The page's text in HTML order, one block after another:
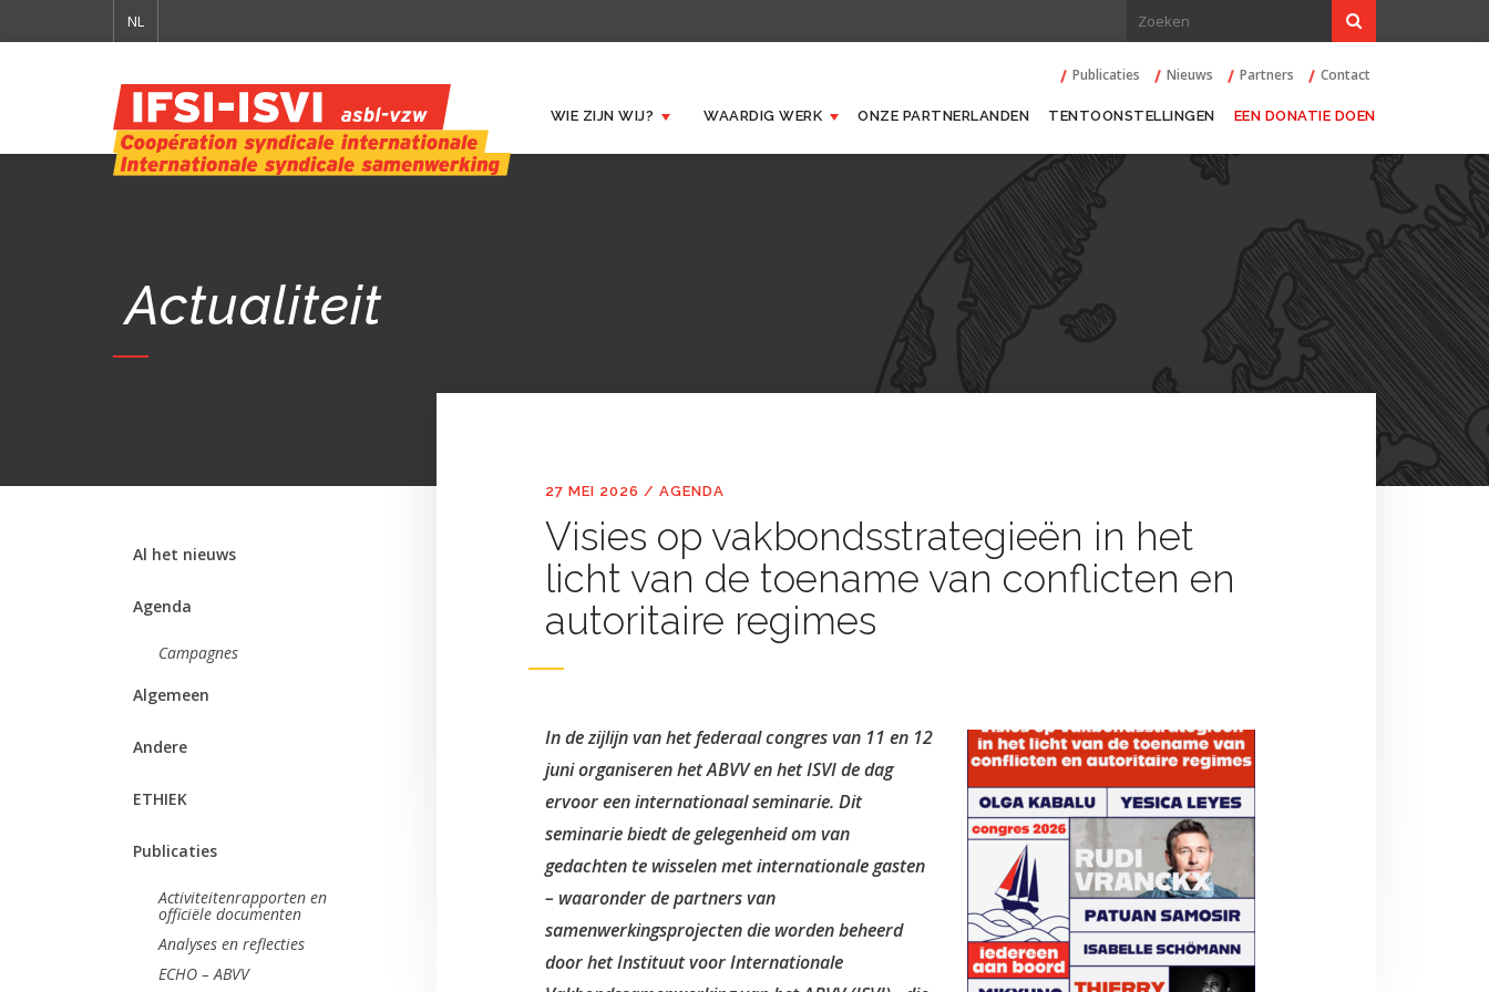
NL
Publicaties Nieuws Partners Contact
WIE ZIJN WIJ? WAARDIG WERK ONZE PARTNERLANDEN TENTOONSTELLINGEN EEN DONATIE DOEN
Actualiteit
Al het nieuws
Agenda
Campagnes
Algemeen
Andere
ETHIEK
Publicaties
Activiteitenrapporten en
officiële documenten
Analyses en reflecties
ECHO – ABVV
27 MEI 2026 / AGENDA
Visies op vakbondsstrategieën in het
licht van de toename van conflicten en
autoritaire regimes
In de zijlijn van het federaal congres van 11 en 12
juni organiseren het ABVV en het ISVI de dag
ervoor een internationaal seminarie. Dit
seminarie biedt de gelegenheid om van
gedachten te wisselen met internationale gasten
– waaronder de partners van
samenwerkingsprojecten die worden beheerd
door het Instituut voor Internationale